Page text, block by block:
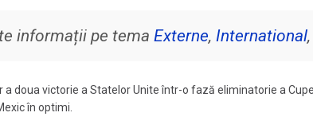
informații pe tema Externe, International,
a doua victorie a Statelor Unite într-o fază eliminatorie a
în optimi.